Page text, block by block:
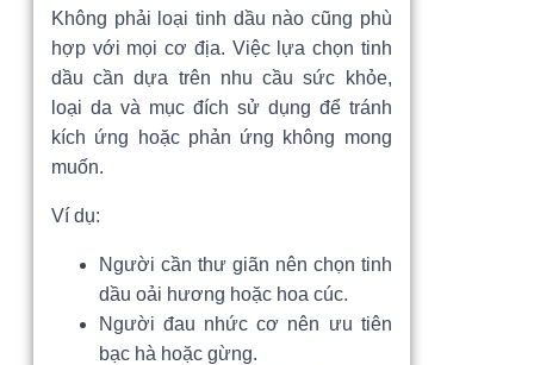
Không phải loại tinh dầu nào cũng phù
hợp với mọi cơ địa. Việc lựa chọn tinh
dầu cần dựa trên nhu cầu sức khỏe,
loại da và mục đích sử dụng để tránh
kích ứng hoặc phản ứng không mong
muốn.
Ví dụ:
Người cần thư giãn nên chọn tinh
dầu oải hương hoặc hoa cúc.
Người đau nhức cơ nên ưu tiên
bạc hà hoặc gừng.